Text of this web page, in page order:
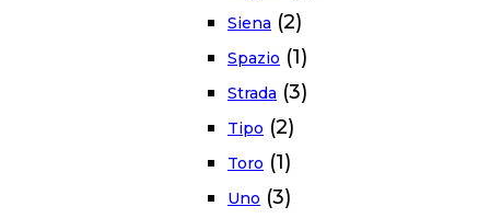
Siena (2)
Spazio (1)
Strada (3)
Tipo (2)
Toro (1)
Uno (3)